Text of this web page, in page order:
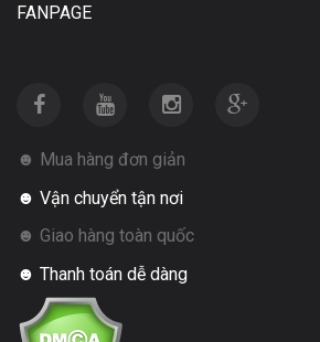
FANPAGE
☻ Mua hàng đơn giản
☻ Vận chuyển tận nơi
☻ Giao hàng toàn quốc
☻ Thanh toán dễ dàng